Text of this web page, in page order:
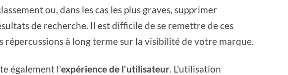
ou, dans les cas les plus graves, supprimer
de recherche. Il est difficile de se remettre de ces
répercussions à long terme sur la visibilité de votre marque.
également l'expérience de l'utilisateur. L'utilisation